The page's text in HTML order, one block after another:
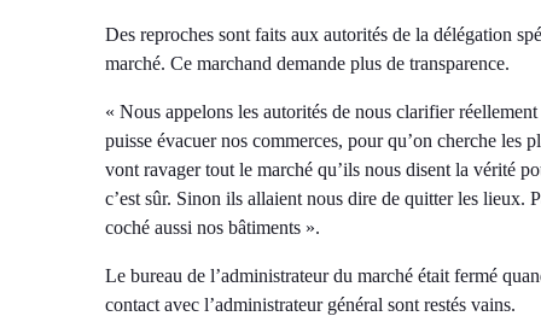
Des reproches sont faits aux autorités de la délégation
marché. Ce marchand demande plus de transparence.
« Nous appelons les autorités de nous clarifier
puisse évacuer nos commerces, pour qu’on cherche les
vont ravager tout le marché qu’ils nous disent la vérité
c’est sûr. Sinon ils allaient nous dire de quitter les lieux.
coché aussi nos bâtiments ».
Le bureau de l’administrateur du marché était fermé
contact avec l’administrateur général sont restés vains.